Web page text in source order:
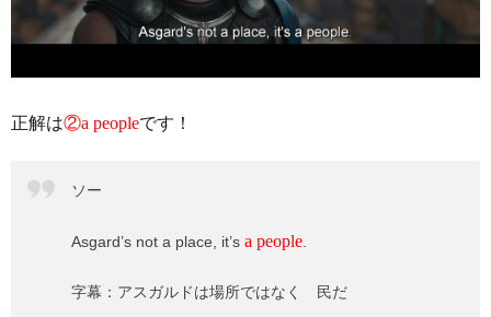
正解は②a peopleです！
ソー
Asgard’s not a place, it’s a people
字幕：アスガルドは場所ではなく 民だ